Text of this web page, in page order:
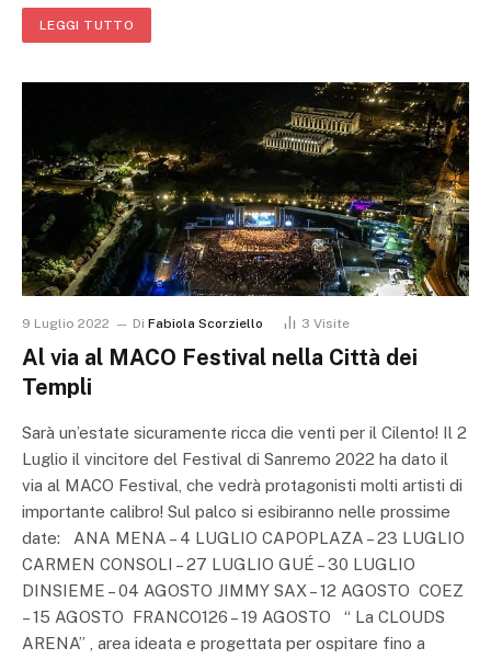
LEGGI TUTTO
9 Luglio 2022 Di Fabiola Scorziello 3 Visite
Al via al MACO Festival nella Città dei
Templi
Sarà un’estate sicuramente ricca die venti per il Cilento! Il 2
Luglio il vincitore del Festival di Sanremo 2022 ha dato il
via al MACO Festival, che vedrà protagonisti molti artisti di
importante calibro! Sul palco si esibiranno nelle prossime
date: ANA MENA – 4 LUGLIO CAPOPLAZA – 23 LUGLIO
CARMEN CONSOLI – 27 LUGLIO GUÉ – 30 LUGLIO
DINSIEME – 04 AGOSTO JIMMY SAX – 12 AGOSTO COEZ
– 15 AGOSTO FRANCO126 – 19 AGOSTO “ La CLOUDS
ARENA” , area ideata e progettata per ospitare fino a